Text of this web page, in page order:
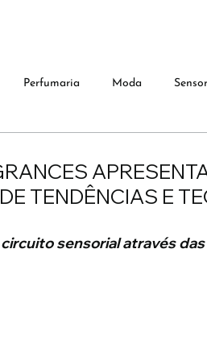
Perfumaria Moda
TENDÊNCIAS E
sensorial através